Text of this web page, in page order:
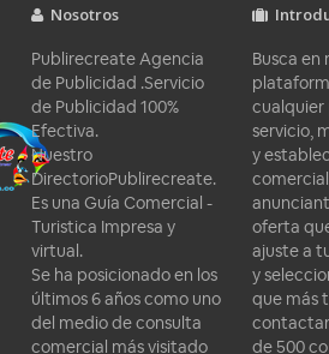
Nosotros
Publirecreate Agencia
de Publicidad .Servicio
de Publicidad 100%
Efectiva.
Nuestro
DirectorioPublirecreate.
Es una Guía Comercial -
Turistica Impresa y
virtual.
Se ha posicionado en los
últimos 6 años como uno
del medio de consulta
comercial más visitado
Busca en
servicio,
y
oferta
ajuste a
y
que más
de 500